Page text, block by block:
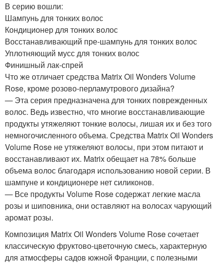
В серию вошли:
Шампунь для тонких волос
Кондиционер для тонких волос
Восстанавливающий пре-шампунь для тонких волос
Уплотняющий мусс для тонких волос
Финишный лак-спрей
Что же отличает средства Matrix Oil Wonders Volume
Rose, кроме розово-перламутрового дизайна?
— Эта серия предназначена для тонких поврежденных
волос. Ведь известно, что многие восстанавливающие
продукты утяжеляют тонкие волосы, лишая их и без того
немногочисленного объема. Средства Matrix Oil Wonders
Volume Rose не утяжеляют волосы, при этом питают и
восстанавливают их. Matrix обещает на 78% больше
объема волос благодаря использованию новой серии. В
шампуне и кондиционере нет силиконов.
— Все продукты Volume Rose содержат легкие масла
розы и шиповника, они оставляют на волосах чарующий
аромат розы.
Композиция Matrix Oil Wonders Volume Rose сочетает
классическую фруктово-цветочную смесь, характерную
для атмосферы садов южной Франции, с полезными